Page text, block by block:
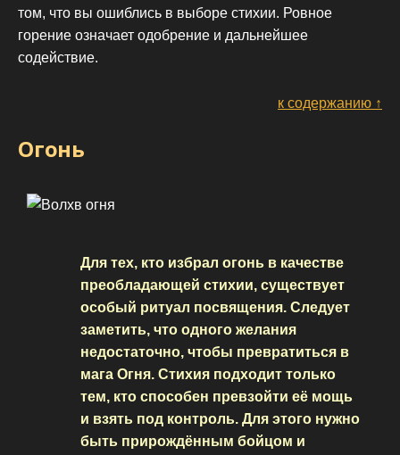
том, что вы ошиблись в выборе стихии. Ровное
горение означает одобрение и дальнейшее
содействие.
к содержанию ↑
Огонь
Для тех, кто избрал огонь в качестве
преобладающей стихии, существует
особый ритуал посвящения. Следует
заметить, что одного желания
недостаточно, чтобы превратиться в
мага Огня. Стихия подходит только
тем, кто способен превзойти её мощь
и взять под контроль. Для этого нужно
быть прирождённым бойцом и